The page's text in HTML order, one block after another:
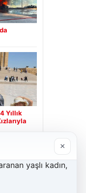
Yıllık
×